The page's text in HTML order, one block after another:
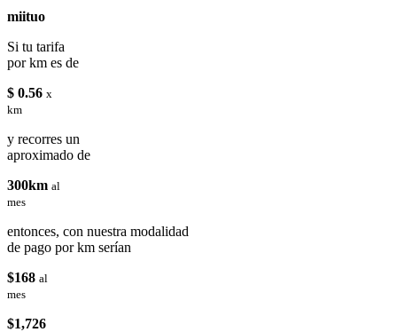
miituo
Si tu tarifa
por km es de
$ 0.56 x
km
y recorres un
aproximado de
300km al
mes
entonces, con nuestra modalidad
de pago por km serían
$168 al
mes
$1,726